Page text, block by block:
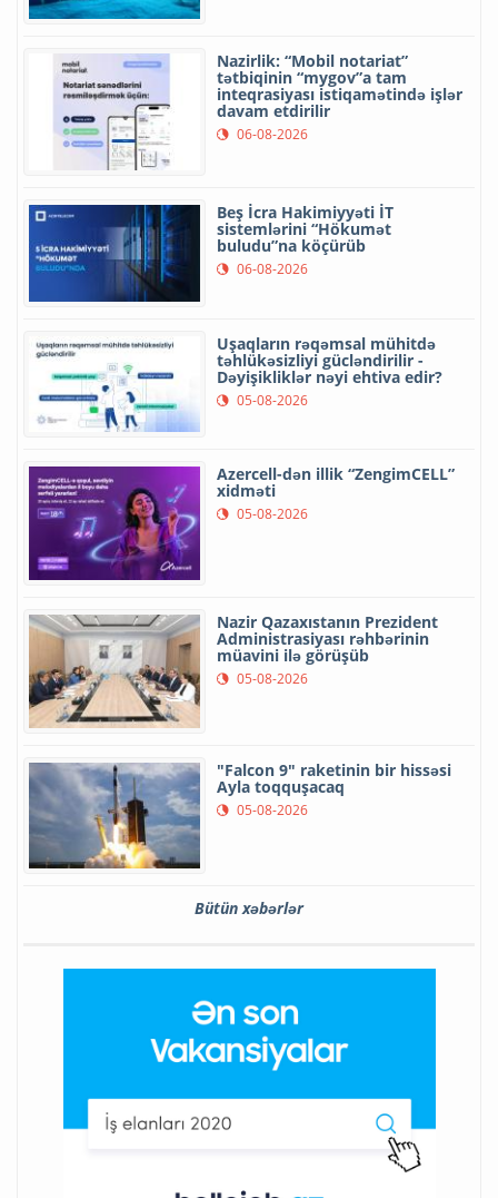
Nazirlik: “Mobil notariat”
tətbiqinin “mygov”a tam
inteqrasiyası istiqamətində işlər
davam etdirilir
06-08-2026
Beş İcra Hakimiyyəti İT
sistemlərini “Hökumət
buludu”na köçürüb
06-08-2026
Uşaqların rəqəmsal mühitdə
təhlükəsizliyi gücləndirilir -
Dəyişikliklər nəyi ehtiva edir?
05-08-2026
Azercell-dən illik “ZengimCELL”
xidməti
05-08-2026
Nazir Qazaxıstanın Prezident
Administrasiyası rəhbərinin
müavini ilə görüşüb
05-08-2026
"Falcon 9" raketinin bir hissəsi
Ayla toqquşacaq
05-08-2026
Bütün xəbərlər